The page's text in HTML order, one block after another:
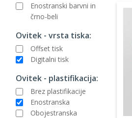
Enostranski barvni in
črno-beli
Ovitek - vrsta tiska:
Offset tisk
Digitalni tisk
Ovitek - plastifikacija:
Brez plastifikacije
Enostranska
Obojestranska